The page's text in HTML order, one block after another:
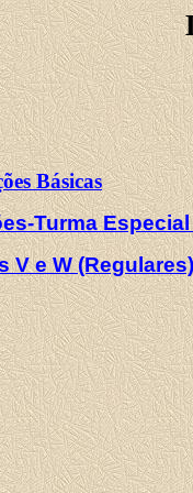
Básicas
Turma Especial
V e W (Regulares)